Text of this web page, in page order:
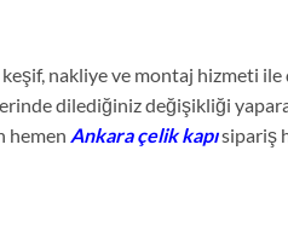
nakliye ve montaj hizmeti
dilediğiniz değişikliği
hemen Ankara çelik kapısipariş